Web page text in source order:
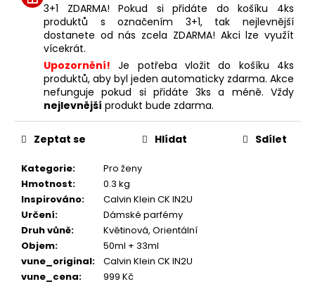
3+1 ZDARMA! Pokud si přidáte do košíku 4ks
produktů s označením 3+1, tak nejlevnější
dostanete od nás zcela ZDARMA! Akci lze využít
vícekrát.
Upozornění! Je potřeba vložit do košíku 4ks
produktů, aby byl jeden automaticky zdarma. Akce
nefunguje pokud si přidáte 3ks a méně. Vždy
nejlevnější produkt bude zdarma.
Kategorie:
Pro ženy
Hmotnost:
0.3 kg
Inspirováno:
Calvin Klein CK IN2U
Určení:
Dámské parfémy
Druh vůně:
Květinová, Orientální
Objem:
50ml + 33ml
vune_original:
Calvin Klein CK IN2U
vune_cena:
999 Kč
Zeptat se Hlídat Sdílet